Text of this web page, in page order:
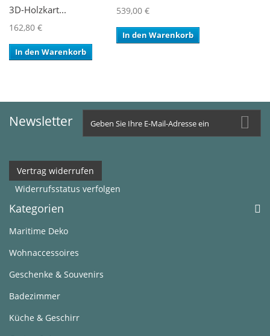
3D-Holzkart...
162,80 €
In den Warenkorb
539,00 €
In den Warenkorb
Newsletter
Vertrag widerrufen
Widerrufsstatus verfolgen
Kategorien
Maritime Deko
Wohnaccessoires
Geschenke & Souvenirs
Badezimmer
Küche & Geschirr